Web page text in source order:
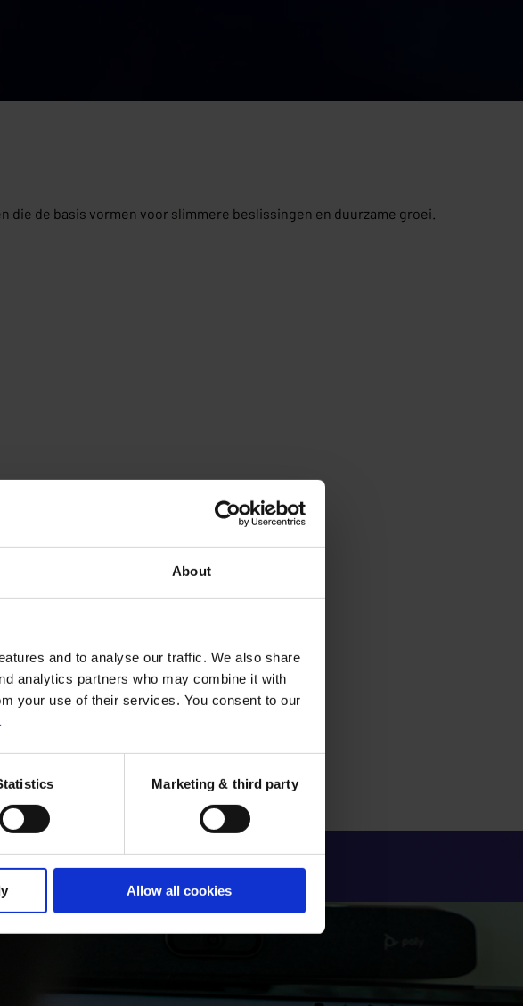
About
and to analyse our traffic. We also share
analytics partners who may combine it with
your use of their services. You consent to our
Marketing & third party
Allow all cookies
de basis vormen voor slimmere beslissingen en duurzame groei.